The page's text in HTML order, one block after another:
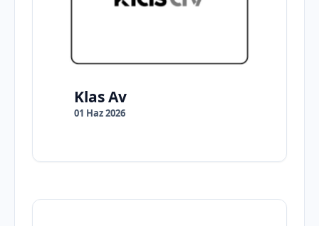
Klas Av
01 Haz 2026